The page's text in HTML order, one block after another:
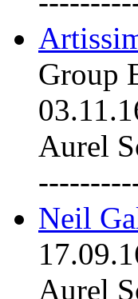
Group
Aurel
Neil
Aurel